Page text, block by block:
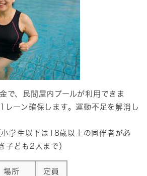
で、民間屋内プールが利用できま
レーン確保します。運動不足を解消し
学生以下は18歳以上の同伴者が必
子ども2人まで）
場所 定員